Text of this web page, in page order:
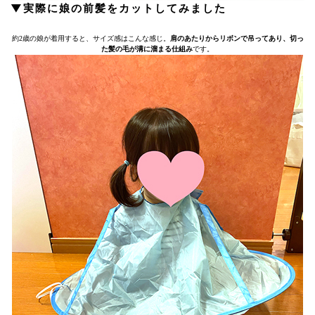
▼実際に娘の前髪をカットしてみました
約2歳の娘が着用すると、サイズ感はこんな感じ。
肩のあたりからリボンで吊ってあり、切っ
た髪の毛が溝に溜まる仕組みです。